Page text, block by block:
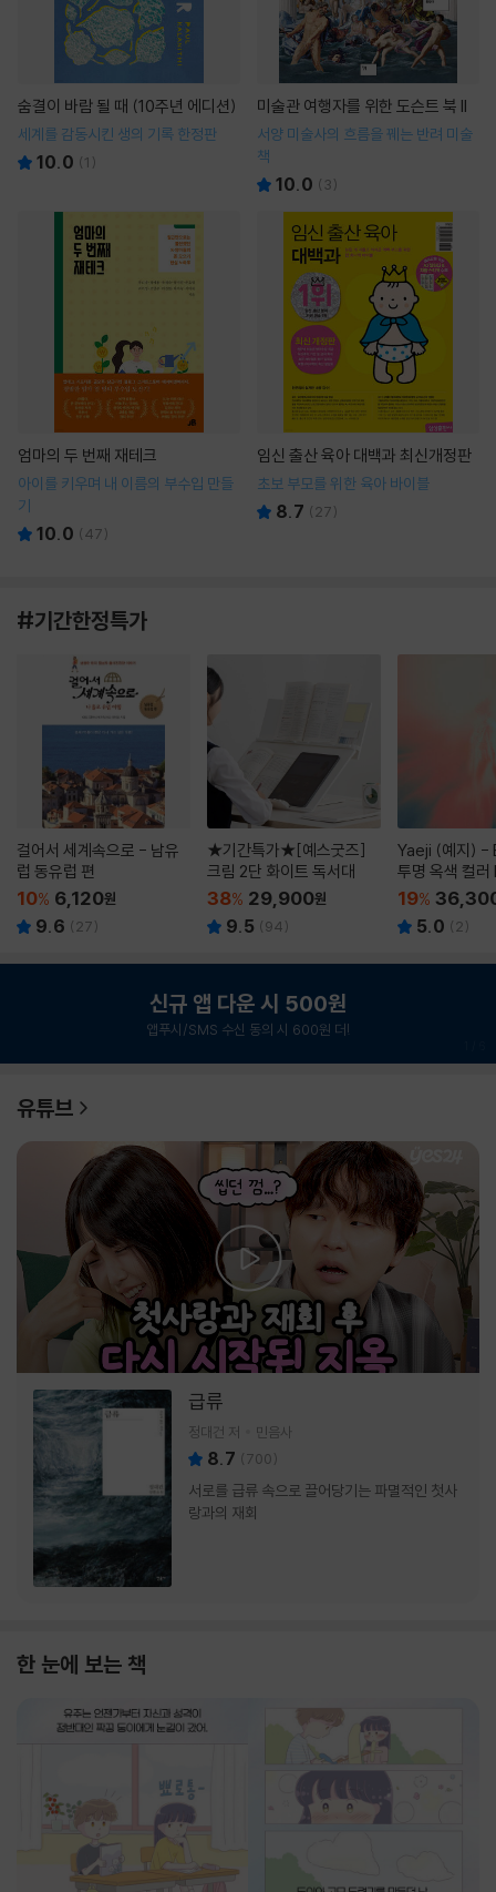
숨결이 바람 될 때 (10주년 에디션)
세계를 감동시킨 생의 기록 한정판
10.0 (1 )
미술관 여행자를 위한 도슨트 북 II
서양 미술사의 흐름을 꿰는 반려 미술
책
10.0 ( 3)
엄마의 두 번째 재테크
아이를 키우며 내 이름의 부수입 만들
기
10.0 (47)
임신 출산 육아 대백과 최신개정판
초보 부모를 위한 육아 바이블
8.7 ( 27)
#기간한정특가
걸어서 세계속으로 - 남유
럽 동유럽 편
10% 6,120원
9.6 ( 27)
★기간특가★[예스굿즈]
크림 2단 화이트 독서대
38% 29,900원
9.5 (94)
Yaeji (예지) -
투명 옥색 컬
19%
5.0 ( 2)
신규 앱 다운 시 500원
앱푸시/SMS 수신 동의 시 600원 더!
유튜브
급류
정대건 저 민음사
8.7 (700)
서로를 급류 속으로 끌어당기는 파멸적인 첫사
랑과의 재회
한 눈에 보는 책